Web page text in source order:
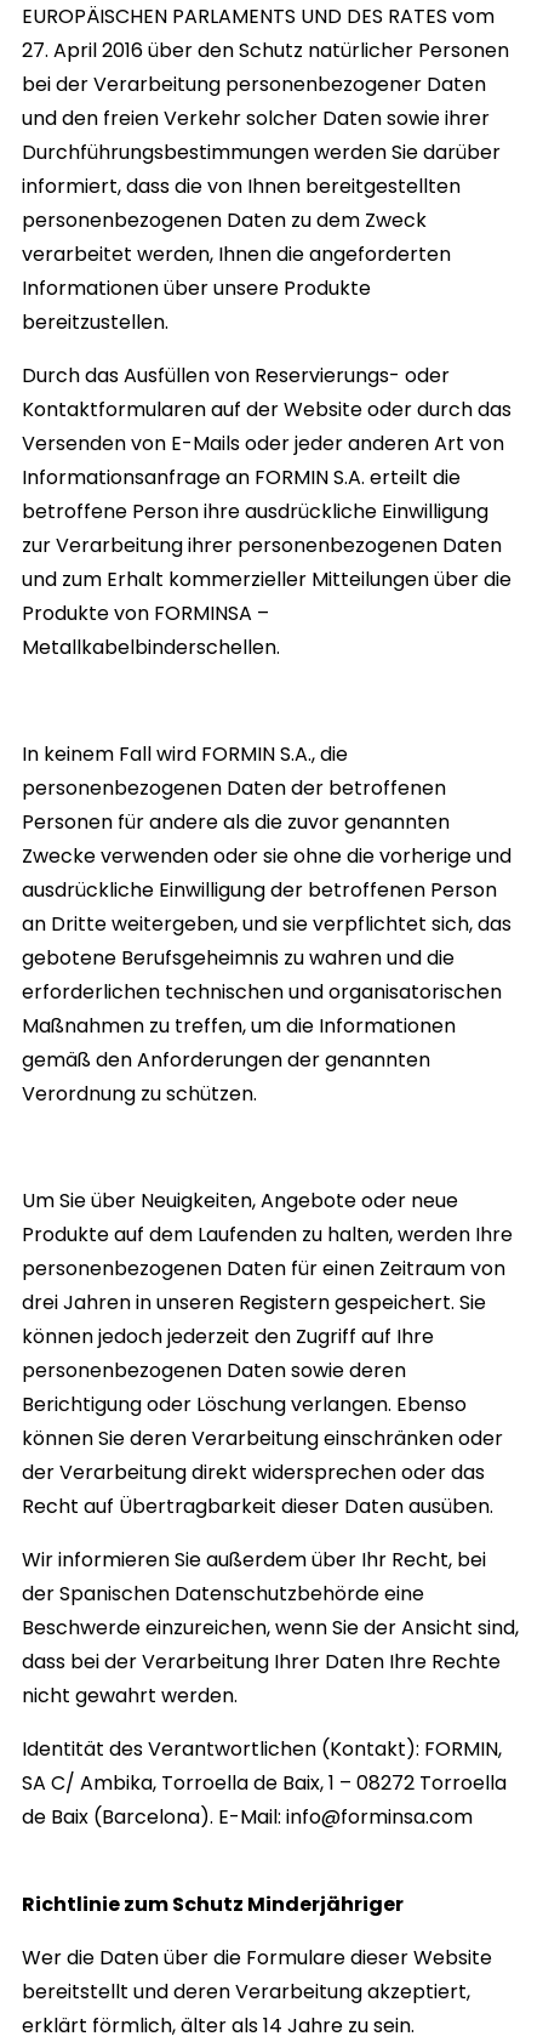
EUROPÄISCHEN PARLAMENTS UND DES RATES vom
27. April 2016 über den Schutz natürlicher Personen
bei der Verarbeitung personenbezogener Daten
und den freien Verkehr solcher Daten sowie ihrer
Durchführungsbestimmungen werden Sie darüber
informiert, dass die von Ihnen bereitgestellten
personenbezogenen Daten zu dem Zweck
verarbeitet werden, Ihnen die angeforderten
Informationen über unsere Produkte
bereitzustellen.
Durch das Ausfüllen von Reservierungs- oder
Kontaktformularen auf der Website oder durch das
Versenden von E-Mails oder jeder anderen Art von
Informationsanfrage an FORMIN S.A. erteilt die
betroffene Person ihre ausdrückliche Einwilligung
zur Verarbeitung ihrer personenbezogenen Daten
und zum Erhalt kommerzieller Mitteilungen über die
Produkte von FORMINSA –
Metallkabelbinderschellen.
In keinem Fall wird FORMIN S.A.,die
personenbezogenen Daten der betroffenen
Personen für andere als die zuvor genannten
Zwecke verwenden oder sie ohne die vorherige und
ausdrückliche Einwilligung der betroffenen Person
an Dritte weitergeben, und sie verpflichtet sich, das
gebotene Berufsgeheimnis zu wahren und die
erforderlichen technischen und organisatorischen
Maßnahmen zu treffen, um die Informationen
gemäß den Anforderungen der genannten
Verordnung zu schützen.
Um Sie über Neuigkeiten, Angebote oder neue
Produkte auf dem Laufenden zu halten, werden Ihre
personenbezogenen Daten für einen Zeitraum von
drei Jahren in unseren Registern gespeichert. Sie
können jedoch jederzeit den Zugriff auf Ihre
personenbezogenen Daten sowie deren
Berichtigung oder Löschung verlangen. Ebenso
können Sie deren Verarbeitung einschränken oder
der Verarbeitung direkt widersprechen oder das
Recht auf Übertragbarkeit dieser Daten ausüben.
Wir informieren Sie außerdem über Ihr Recht, bei
der Spanischen Datenschutzbehörde eine
Beschwerde einzureichen, wenn Sie der Ansicht sind,
dass bei der Verarbeitung Ihrer Daten Ihre Rechte
nicht gewahrt werden.
Identität des Verantwortlichen (Kontakt): FORMIN,
SA C/ Ambika, Torroella de Baix, 1 – 08272 Torroella
de Baix (Barcelona). E-Mail: info@forminsa.com
Richtlinie zum Schutz Minderjähriger
Wer die Daten über die Formulare dieser Website
bereitstellt und deren Verarbeitung akzeptiert,
erklärt förmlich, älter als 14 Jahre zu sein.